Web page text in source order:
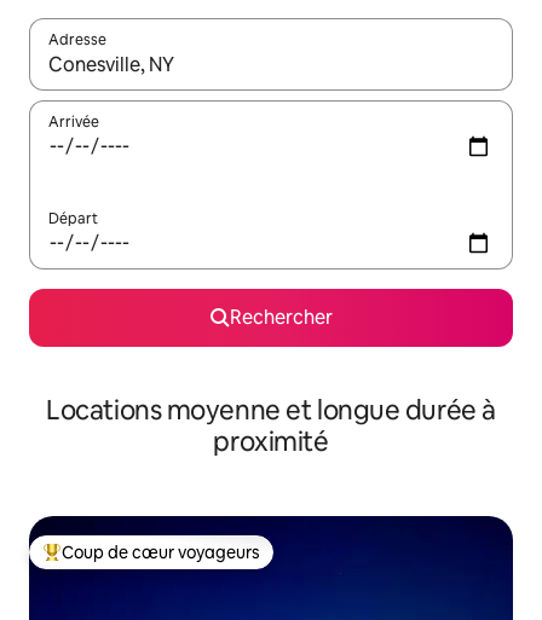
Adresse
Lorsque les résultats s'affichent, utilisez les flèches vers le
Arrivée
Départ
Rechercher
Locations moyenne et longue durée à
proximité
Coups de cœur voyageurs les plus appréciés
Coup de cœur voyageurs